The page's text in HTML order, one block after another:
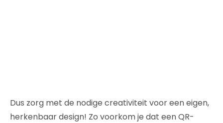
Dus zorg met de nodige creativiteit voor een eigen,
herkenbaar design! Zo voorkom je dat een QR-